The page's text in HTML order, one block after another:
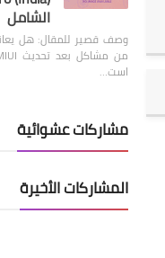
الشامل
است…
مشاركات عشوائية
المشاركات الأخيرة